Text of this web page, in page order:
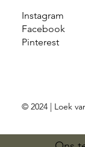
Instagram
Facebook
Pinterest
© 2024 | Loek